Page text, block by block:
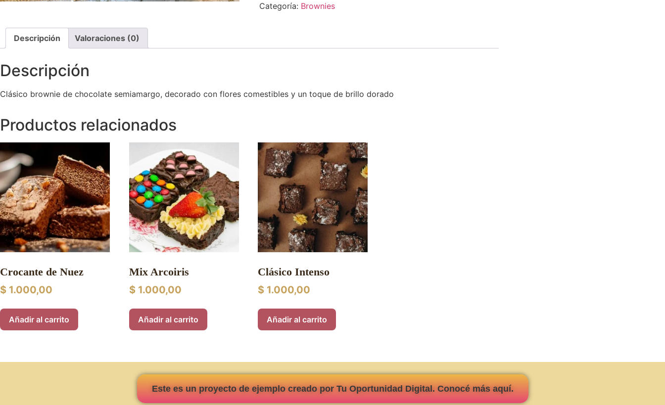
Categoría: Brownies
Descripción Valoraciones (0)
Descripción
Clásico brownie de chocolate semiamargo, decorado con flores comestibles y un toque de brillo dorado
Productos relacionados
Crocante de Nuez
$ 1.000,00
Añadir al carrito
Mix Arcoiris
$1.000,00
Añadir al carrito
Clásico Intenso
$ 1.000,00
Añadir al carrito
Este es un proyecto de ejemplo creado por Tu Oportunidad Digital. Conocé más aquí.